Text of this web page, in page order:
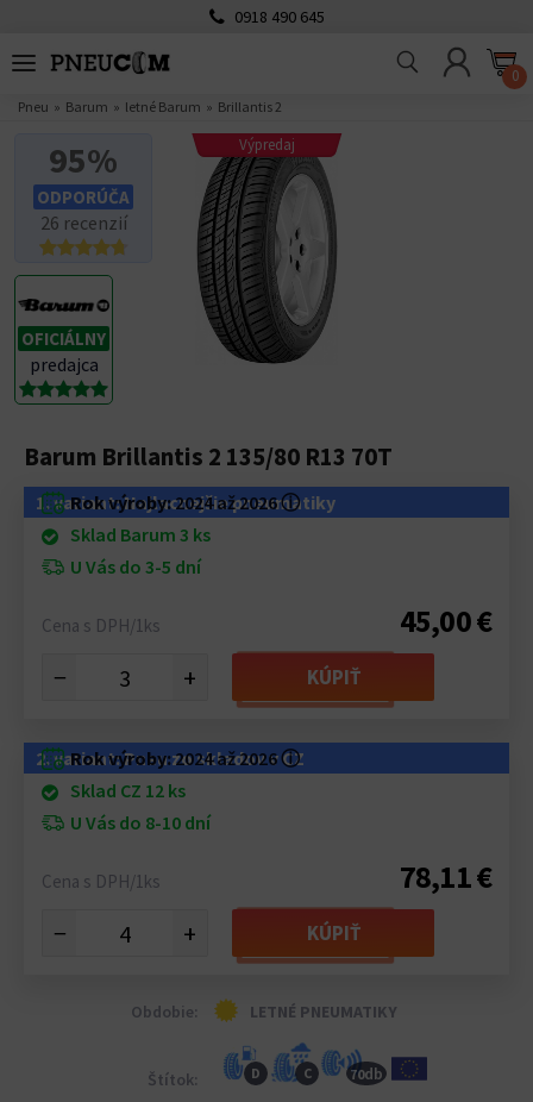
0918 490 645
0
Pneu Barum letné Barum Brillantis 2
95%
ODPORÚČA
26 recenzií
OFICIÁLNY
predajca
Výpredaj
Barum Brillantis 2 135/80 R13 70T
1. variant: Najlacnejšie pneumatiky
Rok výroby:2024 až 2026ⓘ
Sklad Barum 3 ks
U Vás do 3-5 dní
Cena s DPH/1ks 45,00 €
− + KÚPIŤ
2. variant: Pneu zo skladov v CZ
Rok výroby:2024 až 2026ⓘ
Sklad CZ 12 ks
U Vás do 8-10 dní
Cena s DPH/1ks 78,11 €
− + KÚPIŤ
Obdobie: LETNÉ PNEUMATIKY
Štítok: D C 70db